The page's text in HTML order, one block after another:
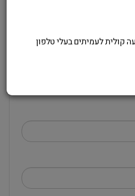
קולית לעמיתים בעלי טלפון